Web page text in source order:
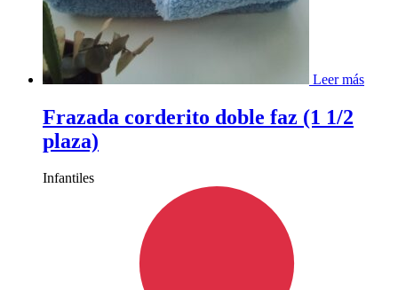
Leer más
Frazada corderito doble faz (1 1/2
plaza)
Infantiles